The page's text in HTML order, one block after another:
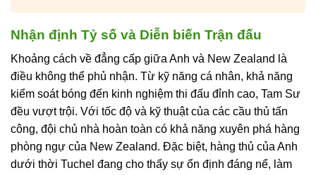
Nhận định Tỷ số và Diễn biến Trận đấu
Khoảng cách về đẳng cấp giữa Anh và New Zealand là
điều không thể phủ nhận. Từ kỹ năng cá nhân, khả năng
kiểm soát bóng đến kinh nghiệm thi đấu đỉnh cao, Tam Sư
đều vượt trội. Với tốc độ và kỹ thuật của các cầu thủ tấn
công, đội chủ nhà hoàn toàn có khả năng xuyên phá hàng
phòng ngự của New Zealand. Đặc biệt, hàng thủ của Anh
dưới thời Tuchel đang cho thấy sự ổn định đáng nể, làm